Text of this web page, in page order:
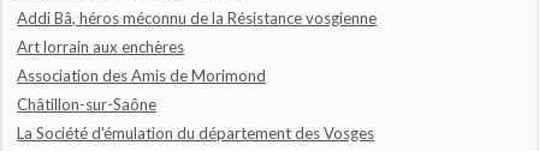
Addi Bâ, héros méconnu de la Résistance vosgienne
Art lorrain aux enchères
Association des Amis de Morimond
Châtillon-sur-Saône
La Société d'émulation du département des Vosges